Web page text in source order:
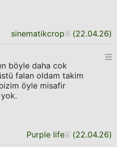
sinematikcrop (22.04.26)
böyle daha cok
falan oldam takim
öyle misafir
Purple life (22.04.26)